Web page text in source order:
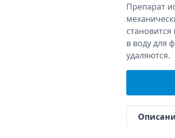
Препарат
в воду для
удаляются.